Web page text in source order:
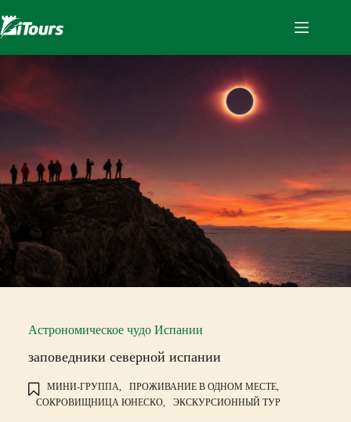
к
сути
Астрономическое чудо Испании
заповедники северной испании
МИНИ-ГРУППА,
ПРОЖИВАНИЕ В ОДНОМ МЕСТЕ,
СОКРОВИЩНИЦА ЮНЕСКО,
ЭКСКУРСИОННЫЙ ТУР